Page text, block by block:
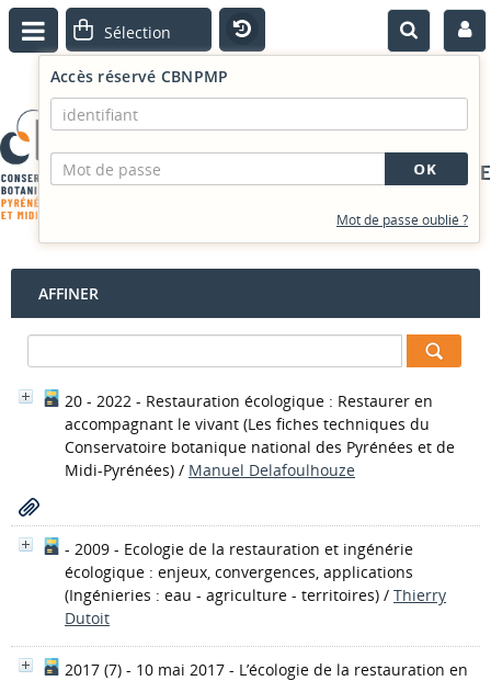
PORTAIL DOCUMENTAIRE
Accès réservé CBNPMP
Mot de passe oublié ?
AFFINER
20 - 2022 - Restauration écologique : Restaurer en
accompagnant le vivant (Les fiches techniques du
Conservatoire botanique national des Pyrénées et de
Midi-Pyrénées) / Manuel Delafoulhouze
- 2009 - Ecologie de la restauration et ingénérie
écologique : enjeux, convergences, applications
(Ingénieries : eau - agriculture - territoires) / Thierry
Dutoit
2017 (7) - 10 mai 2017 - L’écologie de la restauration en